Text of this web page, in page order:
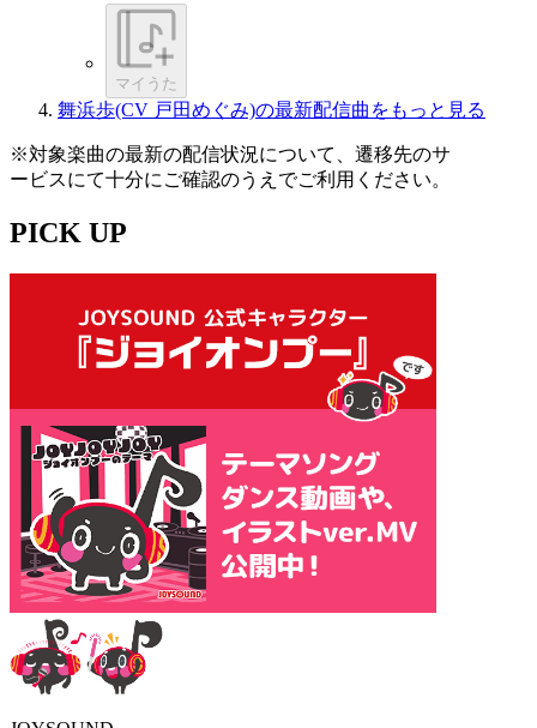
マイうた
舞浜歩(CV 戸田めぐみ)の最新配信曲をもっと見る
※対象楽曲の最新の配信状況について、遷移先のサ
ービスにて十分にご確認のうえでご利用ください。
PICK UP